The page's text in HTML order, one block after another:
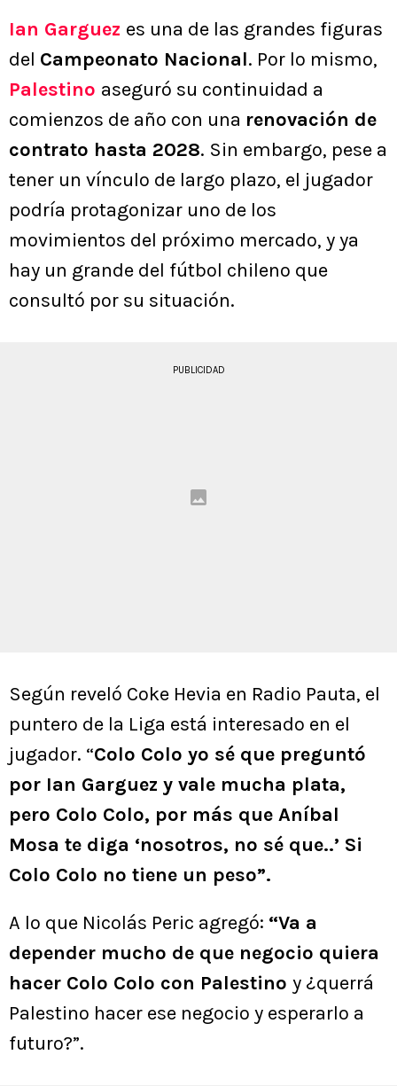
Ian Garguez es una de las grandes figuras
del Campeonato Nacional. Por lo mismo,
Palestino aseguró su continuidad a
comienzos de año con una renovación de
contrato hasta 2028. Sin embargo, pese a
tener un vínculo de largo plazo, el jugador
podría protagonizar uno de los
movimientos del próximo mercado, y ya
hay un grande del fútbol chileno que
consultó por su situación.
PUBLICIDAD
Según reveló Coke Hevia en Radio Pauta, el
puntero de la Liga está interesado en el
jugador. “Colo Colo yo sé que preguntó
por Ian Garguez y vale mucha plata,
pero Colo Colo, por más que Aníbal
Mosa te diga ‘nosotros, no sé que..’ Si
Colo Colo no tiene un peso”.
A lo que Nicolás Peric agregó: “Va a
depender mucho de que negocio quiera
hacer Colo Colo con Palestino y ¿querrá
Palestino hacer ese negocio y esperarlo a
futuro?”.